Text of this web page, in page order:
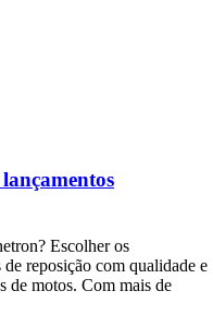
Escolher os
reposição com qualidade e
de motos. Com mais de